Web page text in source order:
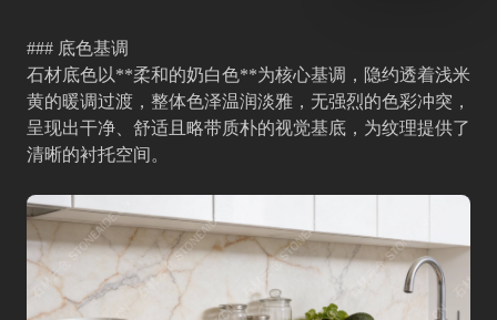
### 底色基调
石材底色以**柔和的奶白色**为核心基调，隐约透着浅米
黄的暖调过渡，整体色泽温润淡雅，无强烈的色彩冲突，
呈现出干净、舒适且略带质朴的视觉基底，为纹理提供了
清晰的衬托空间。